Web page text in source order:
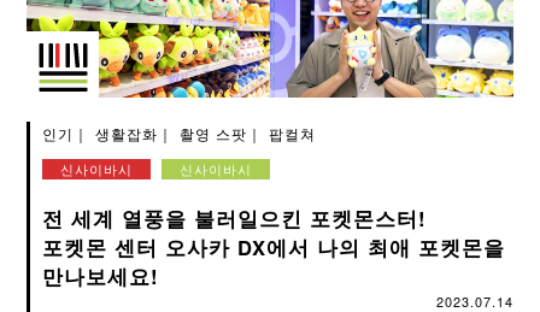
인기 생활잡화 촬영 스팟 팝컬쳐
신사이바시 신사이바시
전 세계 열풍을 불러일으킨 포켓몬스터!
포켓몬 센터 오사카 DX에서 나의 최애 포켓몬을
만나보세요!
2023.07.14